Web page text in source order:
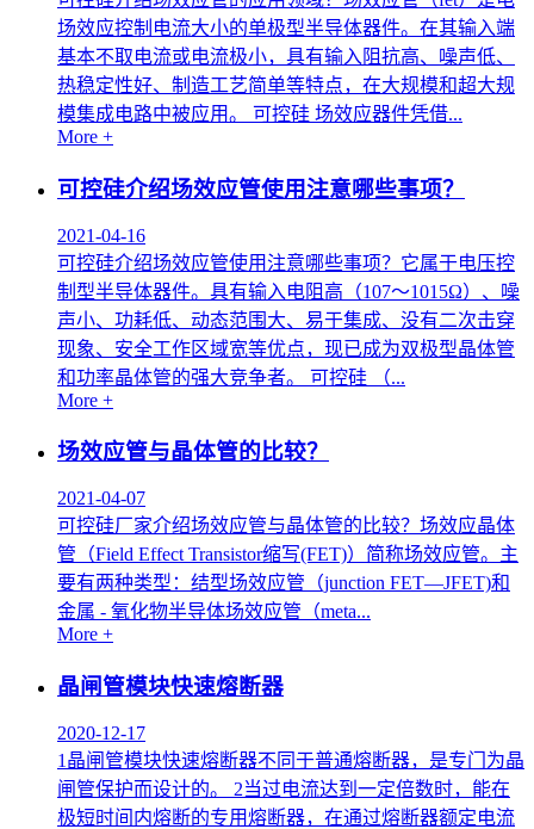
场效应控制电流大小的单极型半导体器件。在其输入端
基本不取电流或电流极小，具有输入阻抗高、噪声低、
热稳定性好、制造工艺简单等特点，在大规模和超大规
模集成电路中被应用。 可控硅 场效应器件凭借...
More +
可控硅介绍场效应管使用注意哪些事项？
2021-04-16
可控硅介绍场效应管使用注意哪些事项？它属于电压控
制型半导体器件。具有输入电阻高（107～1015Ω）、噪
声小、功耗低、动态范围大、易于集成、没有二次击穿
现象、安全工作区域宽等优点，现已成为双极型晶体管
和功率晶体管的强大竞争者。 可控硅 （...
More +
场效应管与晶体管的比较？
2021-04-07
可控硅厂家介绍场效应管与晶体管的比较？场效应晶体
管（Field Effect Transistor缩写(FET)）简称场效应管。主
要有两种类型：结型场效应管（junction FET—JFET)和
金属 - 氧化物半导体场效应管（meta...
More +
晶闸管模块快速熔断器
2020-12-17
1晶闸管模块快速熔断器不同于普通熔断器，是专门为晶
闸管保护而设计的。 2当过电流达到一定倍数时，能在
极短时间内熔断的专用熔断器，在通过熔断器额定电流